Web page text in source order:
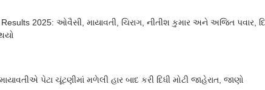
2025: ઓવૈસી, માયાવતી, ચિરાગ, નીતીશ કુમાર અને અજિત પવાર,
પેટા ચૂંટણીમાં મળેલી હાર બાદ કરી દિધી મોટી જાહેરાત, જાણો